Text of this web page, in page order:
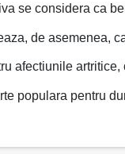
se considera ca
de asemenea,
afectiunile
populara pentru